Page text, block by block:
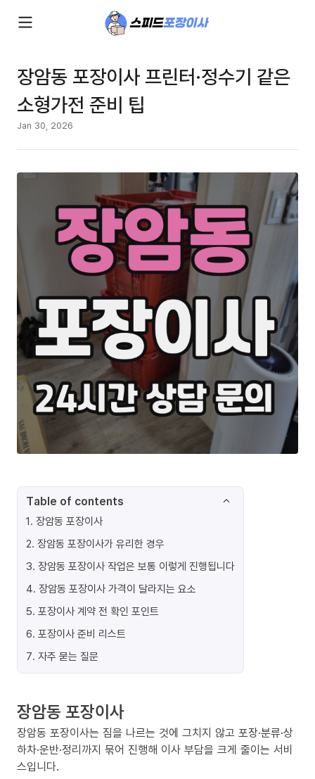
장암동 포장이사 프린터·정수기 같은
소형가전 준비 팁
Jan 30, 2026
Table of contents
1. 장암동 포장이사
2. 장암동 포장이사가 유리한 경우
3. 장암동 포장이사 작업은 보통 이렇게 진행됩니다
4. 장암동 포장이사 가격이 달라지는 요소
5. 포장이사 계약 전 확인 포인트
6. 포장이사 준비 리스트
7. 자주 묻는 질문
장암동 포장이사
장암동 포장이사는 짐을 나르는 것에 그치지 않고 포장·분류·상
하차·운반·정리까지 묶어 진행해 이사 부담을 크게 줄이는 서비
스입니다.